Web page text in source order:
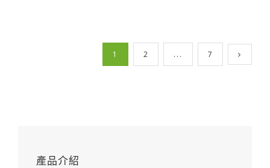
1 2 ... 7
產品介紹